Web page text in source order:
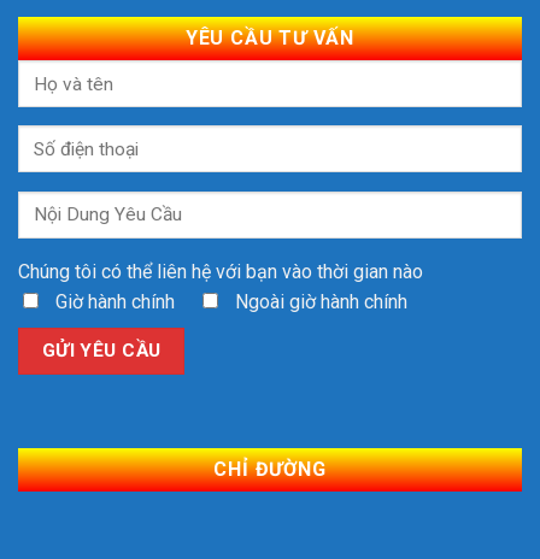
YÊU CẦU TƯ VẤN
Chúng tôi có thể liên hệ với bạn vào thời gian nào
Giờ hành chính
Ngoài giờ hành chính
CHỈ ĐƯỜNG